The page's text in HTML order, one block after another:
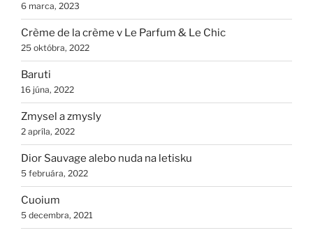
6 marca, 2023
Crème de la crème v Le Parfum & Le Chic
25 októbra, 2022
Baruti
16 júna, 2022
Zmysel a zmysly
2 apríla, 2022
Dior Sauvage alebo nuda na letisku
5 februára, 2022
Cuoium
5 decembra, 2021